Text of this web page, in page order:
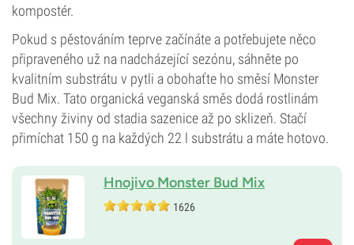
kompostér.
Pokud s pěstováním teprve začínáte a potřebujete něco
připraveného už na nadcházející sezónu, sáhněte po
kvalitním substrátu v pytli a obohaťte ho směsí Monster
Bud Mix. Tato organická veganská směs dodá rostlinám
všechny živiny od stadia sazenice až po sklizeň. Stačí
přimíchat 150 g na každých 22 l substrátu a máte hotovo.
Hnojivo Monster Bud Mix
1626